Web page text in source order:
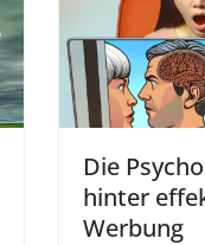
Die
hinter
Werbung